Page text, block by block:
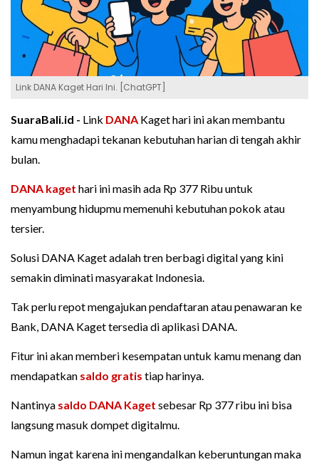
Link DANA Kaget Hari Ini. [ChatGPT]
SuaraBali.id - Link DANA Kaget hari ini akan membantu
kamu menghadapi tekanan kebutuhan harian di tengah akhir
bulan.
DANA kaget hari ini masih ada Rp 377 Ribu untuk
menyambung hidupmu memenuhi kebutuhan pokok atau
tersier.
Solusi DANA Kaget adalah tren berbagi digital yang kini
semakin diminati masyarakat Indonesia.
Tak perlu repot mengajukan pendaftaran atau penawaran ke
Bank, DANA Kaget tersedia di aplikasi DANA.
Fitur ini akan memberi kesempatan untuk kamu menang dan
mendapatkan saldo gratis tiap harinya.
Nantinya saldo DANA Kaget sebesar Rp 377 ribu ini bisa
langsung masuk dompet digitalmu.
Namun ingat karena ini mengandalkan keberuntungan maka